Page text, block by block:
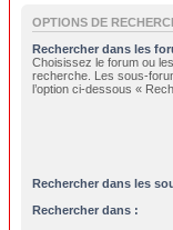
OPTIONS DE
Rechercher dans les
Choisissez le forum ou
recherche. Les sous-
l’option ci-dessous «
Rechercher dans les
Rechercher dans :